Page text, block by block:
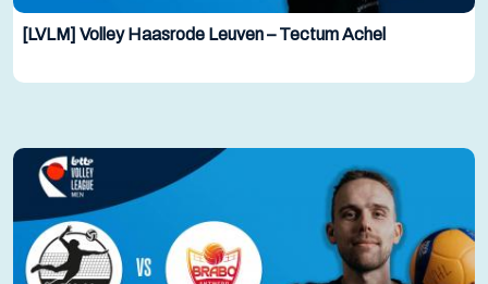
[LVLM] Volley Haasrode Leuven – Tectum Achel